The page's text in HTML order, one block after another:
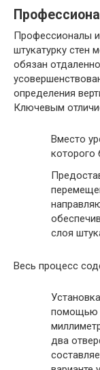
Профессионалы
штукатурку стен
обязан
определения
Ключевым
Вместо
которого
слоя
Весь процесс
помощью
два